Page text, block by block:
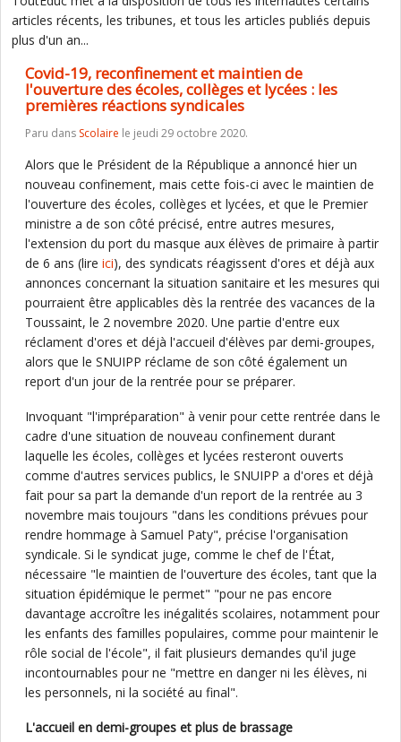
articles récents, les tribunes, et tous les articles publiés depuis
plus d'un an...
Covid-19, reconfinement et maintien de
l'ouverture des écoles, collèges et lycées : les
premières réactions syndicales
Paru dans Scolaire le jeudi 29 octobre 2020.
Alors que le Président de la République a annoncé hier un
nouveau confinement, mais cette fois-ci avec le maintien de
l'ouverture des écoles, collèges et lycées, et que le Premier
ministre a de son côté précisé, entre autres mesures,
l'extension du port du masque aux élèves de primaire à partir
de 6 ans (lire ici), des syndicats réagissent d'ores et déjà aux
annonces concernant la situation sanitaire et les mesures qui
pourraient être applicables dès la rentrée des vacances de la
Toussaint, le 2 novembre 2020. Une partie d'entre eux
réclament d'ores et déjà l'accueil d'élèves par demi-groupes,
alors que le SNUIPP réclame de son côté également un
report d'un jour de la rentrée pour se préparer.
Invoquant "l'impréparation" à venir pour cette rentrée dans le
cadre d'une situation de nouveau confinement durant
laquelle les écoles, collèges et lycées resteront ouverts
comme d'autres services publics, le SNUIPP a d'ores et déjà
fait pour sa part la demande d'un report de la rentrée au 3
novembre mais toujours "dans les conditions prévues pour
rendre hommage à Samuel Paty", précise l'organisation
syndicale. Si le syndicat juge, comme le chef de l'État,
nécessaire "le maintien de l'ouverture des écoles, tant que la
situation épidémique le permet" "pour ne pas encore
davantage accroître les inégalités scolaires, notamment pour
les enfants des familles populaires, comme pour maintenir le
rôle social de l'école", il fait plusieurs demandes qu'il juge
incontournables pour ne "mettre en danger ni les élèves, ni
les personnels, ni la société au final".
L'accueil en demi-groupes et plus de brassage